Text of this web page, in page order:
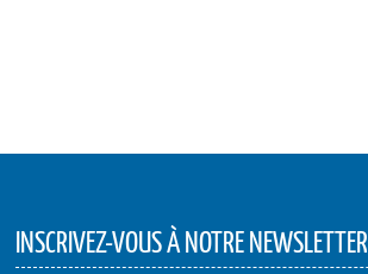
INSCRIVEZ-VOUS À NOTRE NEWSLETTER